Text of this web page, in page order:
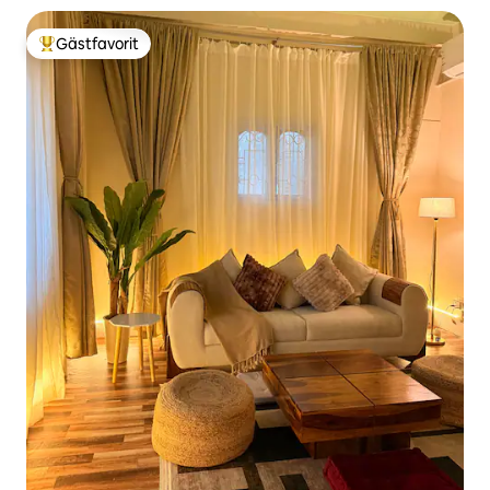
Populär gästfavorit
Gästfavorit